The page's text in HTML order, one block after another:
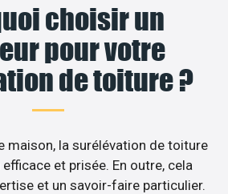
choisir un
pour votre
de toiture ?
maison, la surélévation de toiture
et prisée. En outre, cela
et un savoir-faire particulier.